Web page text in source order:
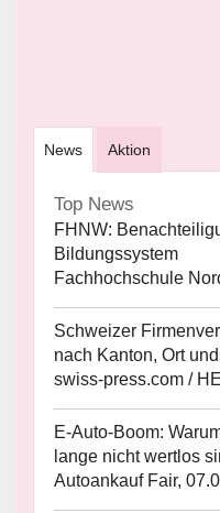
News Aktion
Top News
FHNW:
Bildungssystem
Fachhochschule
Schweizer
nach Kanton, Ort
swiss-press.com /
E-Auto-Boom:
lange nicht wertlos
Autoankauf Fair,